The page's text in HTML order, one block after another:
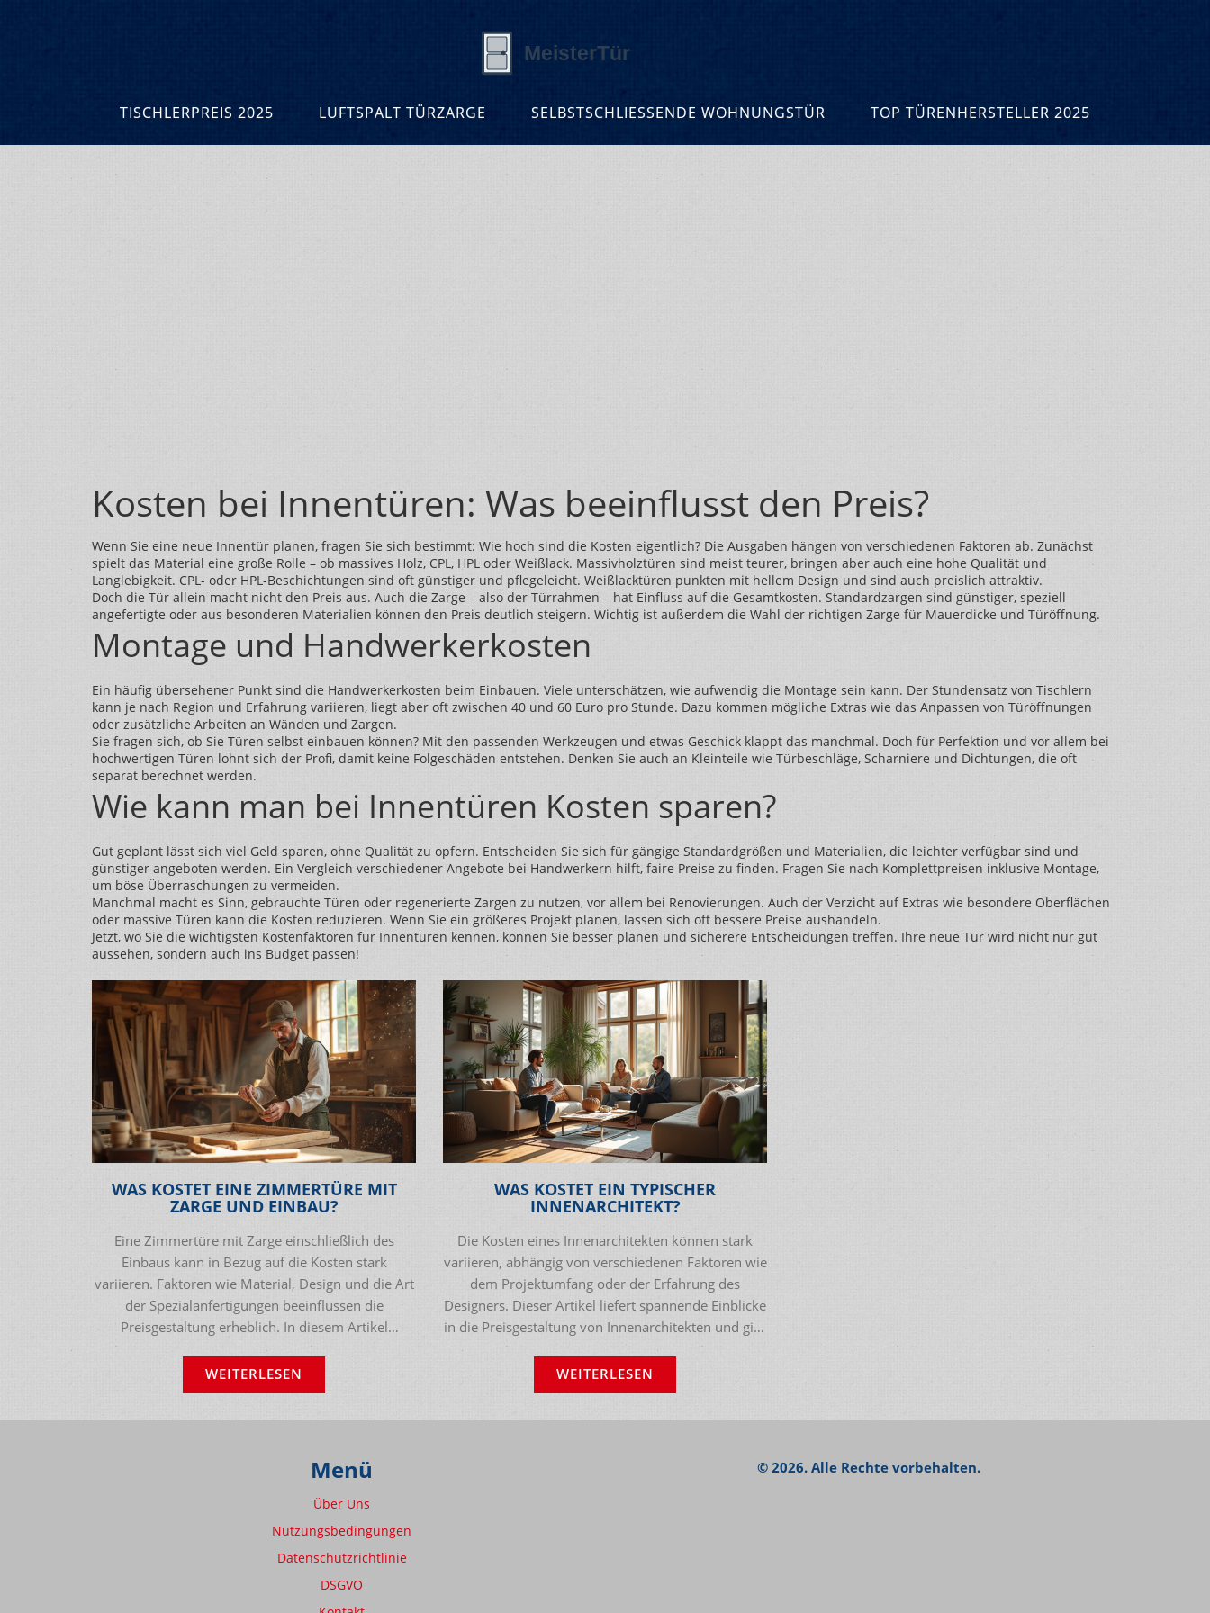
TISCHLERPREIS 2025 LUFTSPALT TÜRZARGE SELBSTSCHLIESSENDE WOHNUNGSTÜR TOP TÜRENHERSTELLER 2025
Kosten bei Innentüren: Was beeinflusst den Preis?
Wenn Sie eine neue Innentür planen, fragen Sie sich bestimmt: Wie hoch sind die Kosten eigentlich? Die Ausgaben hängen von verschiedenen Faktoren ab. Zunächst
spielt das Material eine große Rolle – ob massives Holz, CPL, HPL oder Weißlack. Massivholztüren sind meist teurer, bringen aber auch eine hohe Qualität und
Langlebigkeit. CPL- oder HPL-Beschichtungen sind oft günstiger und pflegeleicht. Weißlacktüren punkten mit hellem Design und sind auch preislich attraktiv.
Doch die Tür allein macht nicht den Preis aus. Auch die Zarge – also der Türrahmen – hat Einfluss auf die Gesamtkosten. Standardzargen sind günstiger, speziell
angefertigte oder aus besonderen Materialien können den Preis deutlich steigern. Wichtig ist außerdem die Wahl der richtigen Zarge für Mauerdicke und Türöffnung.
Montage und Handwerkerkosten
Ein häufig übersehener Punkt sind die Handwerkerkosten beim Einbauen. Viele unterschätzen, wie aufwendig die Montage sein kann. Der Stundensatz von Tischlern
kann je nach Region und Erfahrung variieren, liegt aber oft zwischen 40 und 60 Euro pro Stunde. Dazu kommen mögliche Extras wie das Anpassen von Türöffnungen
oder zusätzliche Arbeiten an Wänden und Zargen.
Sie fragen sich, ob Sie Türen selbst einbauen können? Mit den passenden Werkzeugen und etwas Geschick klappt das manchmal. Doch für Perfektion und vor allem bei
hochwertigen Türen lohnt sich der Profi, damit keine Folgeschäden entstehen. Denken Sie auch an Kleinteile wie Türbeschläge, Scharniere und Dichtungen, die oft
separat berechnet werden.
Wie kann man bei Innentüren Kosten sparen?
Gut geplant lässt sich viel Geld sparen, ohne Qualität zu opfern. Entscheiden Sie sich für gängige Standardgrößen und Materialien, die leichter verfügbar sind und
günstiger angeboten werden. Ein Vergleich verschiedener Angebote bei Handwerkern hilft, faire Preise zu finden. Fragen Sie nach Komplettpreisen inklusive Montage,
um böse Überraschungen zu vermeiden.
Manchmal macht es Sinn, gebrauchte Türen oder regenerierte Zargen zu nutzen, vor allem bei Renovierungen. Auch der Verzicht auf Extras wie besondere Oberflächen
oder massive Türen kann die Kosten reduzieren. Wenn Sie ein größeres Projekt planen, lassen sich oft bessere Preise aushandeln.
Jetzt, wo Sie die wichtigsten Kostenfaktoren für Innentüren kennen, können Sie besser planen und sicherere Entscheidungen treffen. Ihre neue Tür wird nicht nur gut
aussehen, sondern auch ins Budget passen!
WAS KOSTET EINE ZIMMERTÜRE MIT
ZARGE UND EINBAU?
Eine Zimmertüre mit Zarge einschließlich des
Einbaus kann in Bezug auf die Kosten stark
variieren. Faktoren wie Material, Design und die Art
der Spezialanfertigungen beeinflussen die
Preisgestaltung erheblich. In diesem Artikel
beleuchten wir die verschiedentlichen
Kostenfaktoren und geben praktische Tipps für den
Kauf einer Türkombination. Außerdem werden wir
WEITERLESEN
WAS KOSTET EIN TYPISCHER
INNENARCHITEKT?
Die Kosten eines Innenarchitekten können stark
variieren, abhängig von verschiedenen Faktoren wie
dem Projektumfang oder der Erfahrung des
Designers. Dieser Artikel liefert spannende Einblicke
in die Preisgestaltung von Innenarchitekten und gibt
praktische Tipps, wie man das Beste aus seinem
Budget herausholt. Erfahren Sie mehr über die
durchschnittlichen Kosten und wie sich diese
WEITERLESEN
Menü
Über Uns
Nutzungsbedingungen
Datenschutzrichtlinie
DSGVO
© 2026. Alle Rechte vorbehalten.